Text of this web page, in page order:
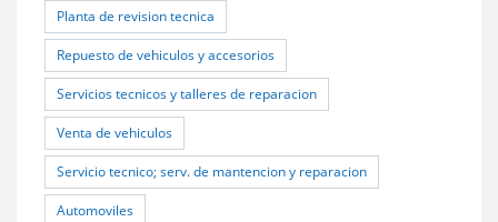
Planta de revision tecnica
Repuesto de vehiculos y accesorios
Servicios tecnicos y talleres de reparacion
Venta de vehiculos
Servicio tecnico; serv. de mantencion y reparacion
Automoviles